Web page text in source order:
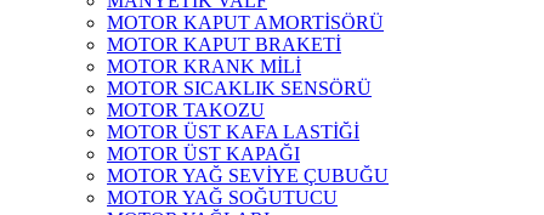
MOTOR KAPUT AMORTİSÖRÜ
MOTOR KAPUT BRAKETİ
MOTOR KRANK MİLİ
MOTOR SICAKLIK SENSÖRÜ
MOTOR TAKOZU
MOTOR ÜST KAFA LASTİĞİ
MOTOR ÜST KAPAĞI
MOTOR YAĞ SEVİYE ÇUBUĞU
MOTOR YAĞ SOĞUTUCU